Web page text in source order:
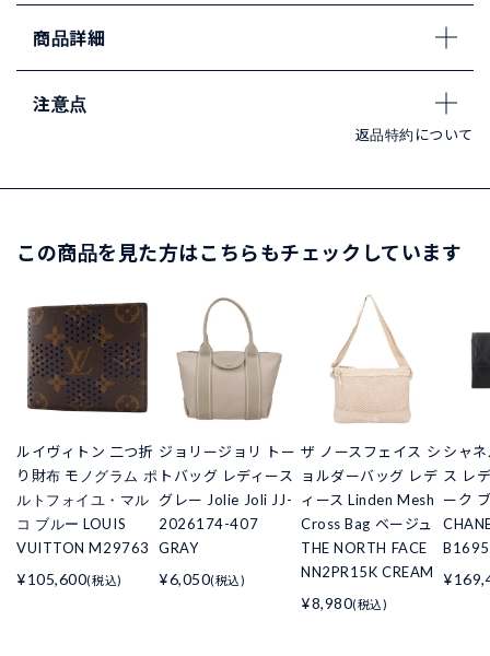
商品詳細
注意点
返品特約について
この商品を見た方はこちらもチェックしています
ルイヴィトン 二つ折
り財布 モノグラム ポ
ルトフォイユ・マル
コ ブルー LOUIS
VUITTON M29763
¥105,600(税込)
ジョリージョリ トー
トバッグ レディース
グレー Jolie Joli JJ-
2026174-407
GRAY
¥6,050(税込)
ザ ノースフェイス シ
ョルダーバッグ レデ
ィース Linden Mesh
Cross Bag ベージュ
THE NORTH FACE
NN2PR15K CREAM
¥8,980(税込)
シャ
ス レ
ーク